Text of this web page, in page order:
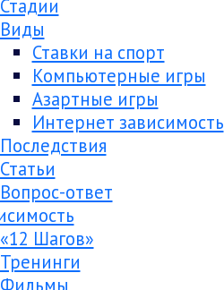
Стадии
Виды
Ставки на спорт
Компьютерные игры
Азартные игры
Интернет зависимость
Последствия
Статьи
Вопрос-ответ
«12 Шагов»
Тренинги
Фильмы